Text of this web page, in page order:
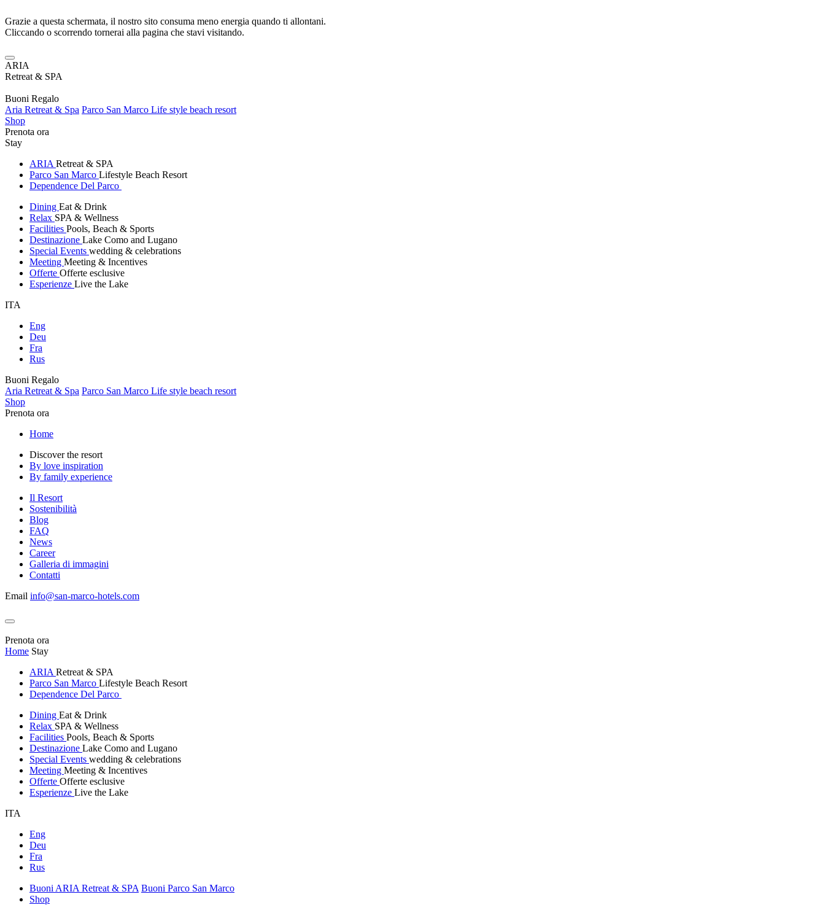
Grazie a questa schermata, il nostro sito consuma meno energia quando ti allontani.
Cliccando o scorrendo tornerai alla pagina che stavi visitando.
ARIA
Retreat & SPA
Buoni Regalo
Aria Retreat & Spa Parco San Marco Life style beach resort
Shop
Prenota ora
Stay
ARIA Retreat & SPA
Parco San Marco Lifestyle Beach Resort
Dependence Del Parco
Dining Eat & Drink
Relax SPA & Wellness
Facilities Pools, Beach & Sports
Destinazione Lake Como and Lugano
Special Events wedding & celebrations
Meeting Meeting & Incentives
Offerte Offerte esclusive
Esperienze Live the Lake
ITA
Eng
Deu
Fra
Rus
Buoni Regalo
Aria Retreat & Spa Parco San Marco Life style beach resort
Shop
Prenota ora
Home
Discover the resort
By love inspiration
By family experience
Il Resort
Sostenibilità
Blog
FAQ
News
Career
Galleria di immagini
Contatti
Email info@san-marco-hotels.com
Prenota ora
Home Stay
ARIA Retreat & SPA
Parco San Marco Lifestyle Beach Resort
Dependence Del Parco
Dining Eat & Drink
Relax SPA & Wellness
Facilities Pools, Beach & Sports
Destinazione Lake Como and Lugano
Special Events wedding & celebrations
Meeting Meeting & Incentives
Offerte Offerte esclusive
Esperienze Live the Lake
ITA
Eng
Deu
Fra
Rus
Buoni ARIA Retreat & SPA Buoni Parco San Marco
Shop